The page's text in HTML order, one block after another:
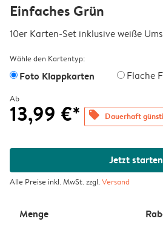
Einfaches Grün
10er Karten-Set inklusive weiße
Wähle den Kartentyp:
Foto Klappkarten Flache
Ab
13,99 €* offers Dauerhaft
Jetzt starten
Alle Preise inkl. MwSt. zzgl.Versand
Menge